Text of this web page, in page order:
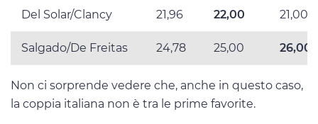
Del Solar/Clancy 21,96 22,00 21,00
Salgado/De Freitas 24,78 25,00 26,00
Non ci sorprende vedere che, anche in questo caso,
la coppia italiana non è tra le prime favorite.